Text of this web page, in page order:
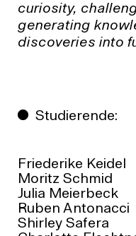
curiosity,
generating
discoveries into
Studierende:
Friederike Keidel
Moritz Schmid
Julia Meierbeck
Ruben Antonacci
Shirley Safera